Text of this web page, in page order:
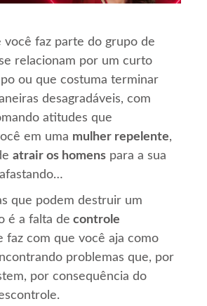
você faz parte do grupo de
relacionam por um curto
ou que costuma terminar
desagradáveis, com
atitudes que
em uma mulher repelente,
atrair os homens para a sua
que podem destruir um
é a falta de controle
faz com que você aja como
problemas que, por
por consequência do